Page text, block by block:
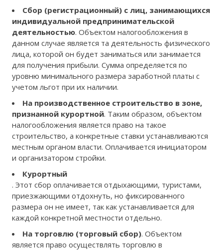
Сбор (регистрационный) с лиц, занимающихся
индивидуальной предпринимательской
деятельностью. Объектом налогообложения в
данном случае является та деятельность физического
лица, которой он будет заниматься или занимается
для получения прибыли. Сумма определяется по
уровню минимального размера заработной платы с
учетом льгот при их наличии.
На производственное строительство в зоне,
признанной курортной. Таким образом, объектом
налогообложения является право на такое
строительство, а конкретные ставки устанавливаются
местным органом власти. Оплачивается инициатором
и организатором стройки.
Курортный
. Этот сбор оплачивается отдыхающими, туристами,
приезжающими отдохнуть, но фиксированного
размера он не имеет, так как устанавливается для
каждой конкретной местности отдельно.
На торговлю (торговый сбор). Объектом
является право осуществлять торговлю в